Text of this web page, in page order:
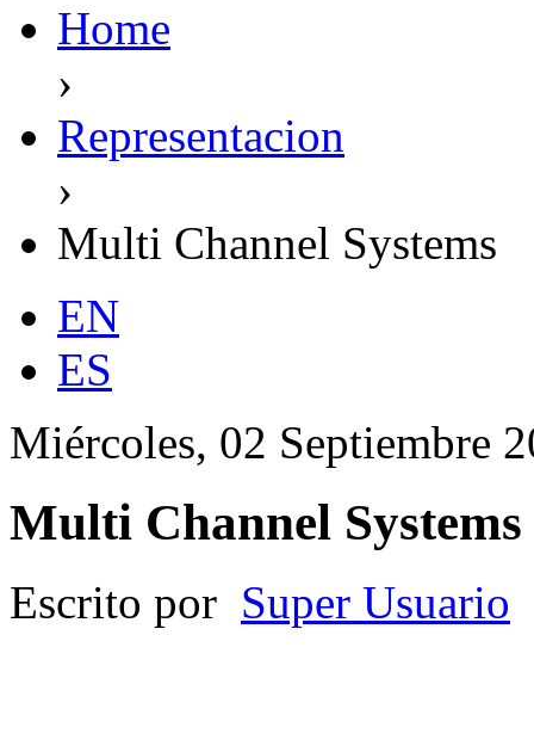
Home
›
Representacion
›
Multi Channel Systems
EN
ES
Miércoles, 02 Septiembre
Multi Channel Systems
Escrito por Super Usuario